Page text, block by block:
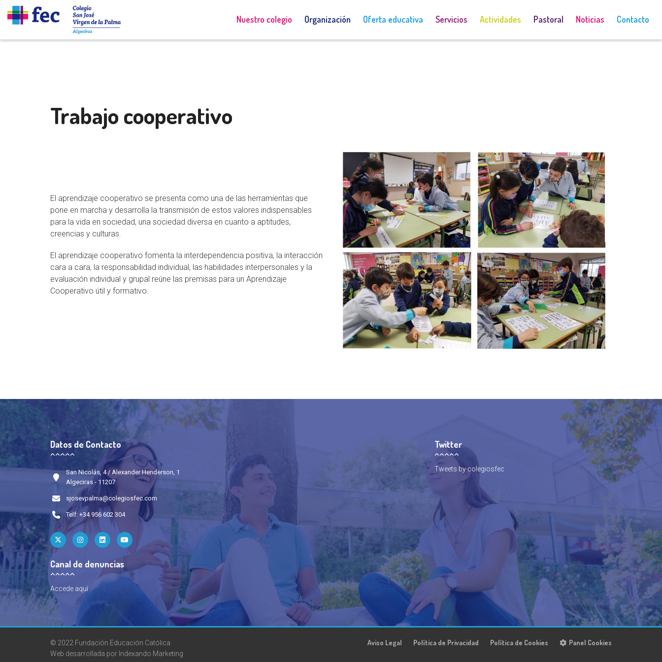
Nuestro colegio Organización Oferta educativa Servicios Actividades Pastoral Noticias Contacto
Trabajo cooperativo
El aprendizaje cooperativo se presenta como una de las herramientas que
pone en marcha y desarrolla la transmisión de estos valores indispensables
para la vida en sociedad, una sociedad diversa en cuanto a aptitudes,
creencias y culturas.
El aprendizaje cooperativo fomenta la interdependencia positiva, la interacción
cara a cara, la responsabilidad individual, las habilidades interpersonales y la
evaluación individual y grupal reúne las premisas para un Aprendizaje
Cooperativo útil y formativo.
Datos de Contacto
San Nicolás, 4 / Alexander Henderson, 1
Algeciras - 11207
sjosevpalma@colegiosfec.com
Telf: +34 956 602 304
Canal de denuncias
Accede aquí
Twitter
Tweets by colegiosfec
© 2022 Fundación Educación Católica
Web desarrollada por Indexando Marketing
Aviso Legal Política de Privacidad Política de Cookies Panel Cookies